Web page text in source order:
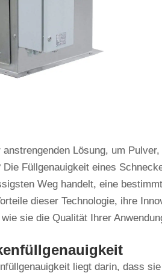
Lösung, um
Füllgenauigkeit eines
Weg handelt, eine
dieser Technologie, ihre
sie die Qualität Ihrer
liegt darin, dass